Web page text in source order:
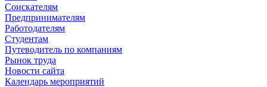
Соискателям
Предпринимателям
Работодателям
Студентам
Путеводитель по компаниям
Рынок труда
Новости сайта
Календарь мероприятий